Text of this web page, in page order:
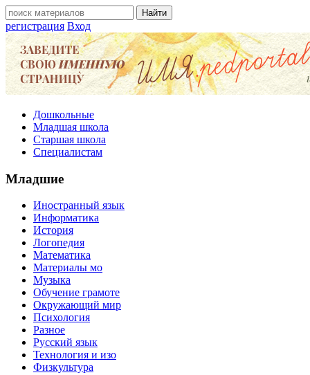
регистрация Вход
Дошкольные
Младшая школа
Старшая школа
Специалистам
Младшие
Иностранный язык
Информатика
История
Логопедия
Математика
Материалы мо
Музыка
Обучение грамоте
Окружающий мир
Психология
Разное
Русский язык
Технология и изо
Физкультура